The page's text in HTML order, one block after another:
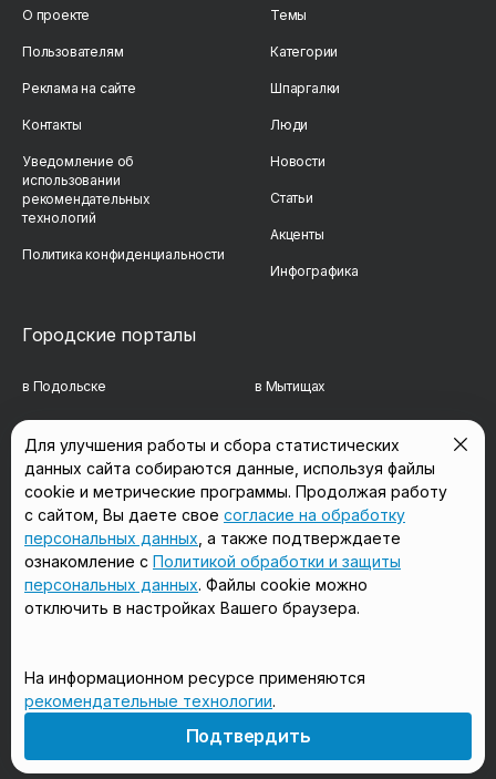
О проекте
Пользователям
Реклама на сайте
Контакты
Уведомление об
использовании
рекомендательных
технологий
Политика конфиденциальности
Темы
Категории
Шпаргалки
Люди
Новости
Статьи
Акценты
Инфографика
Городские порталы
в Подольске в Мытищах
в Сергиевом Посаде в Люберцах
в Красногорске в Королёве
в Домодедово в Щёлково
18+
Мы в соцсетях
Для улучшения работы и сбора статистических
данных сайта собираются данные, используя файлы
cookie и метрические программы. Продолжая работу
с сайтом, Вы даете свое согласие на обработку
персональных данных , а также подтверждаете
ознакомление с Политикой обработки и защиты
персональных данных. Файлы cookie можно
отключить в настройках Вашего браузера.
На информационном ресурсе применяются
рекомендательные технологии.
Подтвердить